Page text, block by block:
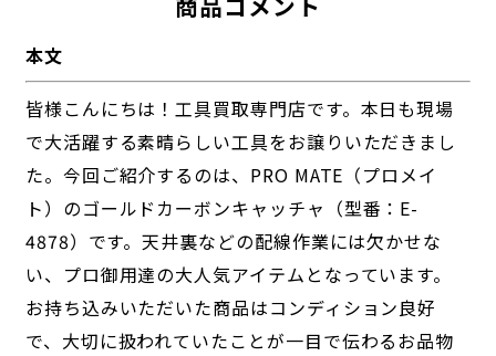
本文
皆様こんにちは！工具買取専門店です。本日も現場
で大活躍する素晴らしい工具をお譲りいただきまし
た。今回ご紹介するのは、PRO MATE（プロメイ
ト）のゴールドカーボンキャッチャ（型番：E-
4878）です。天井裏などの配線作業には欠かせな
い、プロ御用達の大人気アイテムとなっています。
お持ち込みいただいた商品はコンディション良好
で、大切に扱われていたことが一目で伝わるお品物